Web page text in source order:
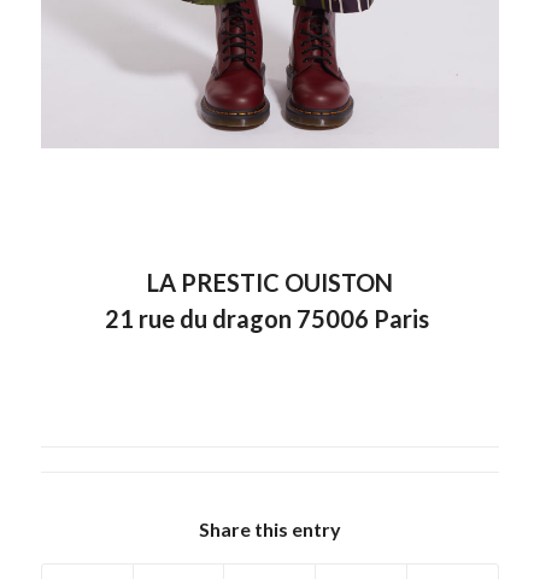
LA PRESTIC OUISTON
21 rue du dragon 75006 Paris
Share this entry